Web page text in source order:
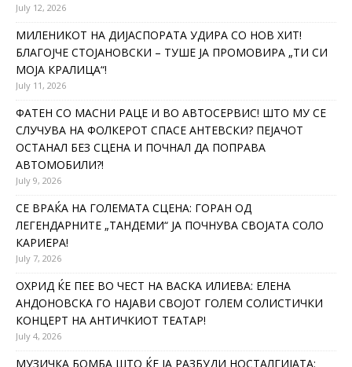
July 12, 2026
МИЛЕНИКОТ НА ДИЈАСПОРАТА УДИРА СО НОВ ХИТ!
БЛАГОЈЧЕ СТОЈАНОВСКИ – ТУШЕ ЈА ПРОМОВИРА „ТИ СИ
МОЈА КРАЛИЦА“!
July 11, 2026
ФАТЕН СО МАСНИ РАЦЕ И ВО АВТОСЕРВИС! ШТО МУ СЕ
СЛУЧУВА НА ФОЛКЕРОТ СПАСЕ АНТЕВСКИ? ПЕЈАЧОТ
ОСТАНАЛ БЕЗ СЦЕНА И ПОЧНАЛ ДА ПОПРАВА
АВТОМОБИЛИ?!
July 9, 2026
СЕ ВРАЌА НА ГОЛЕМАТА СЦЕНА: ГОРАН ОД
ЛЕГЕНДАРНИТЕ „ТАНДЕМИ“ ЈА ПОЧНУВА СВОЈАТА СОЛО
КАРИЕРА!
July 7, 2026
ОХРИД ЌЕ ПЕЕ ВО ЧЕСТ НА ВАСКА ИЛИЕВА: ЕЛЕНА
АНДОНОВСКА ГО НАЈАВИ СВОЈОТ ГОЛЕМ СОЛИСТИЧКИ
КОНЦЕРТ НА АНТИЧКИОТ ТЕАТАР!
July 4, 2026
МУЗИЧКА БОМБА ШТО ЌЕ ЈА РАЗБУДИ НОСТАЛГИЈАТА: